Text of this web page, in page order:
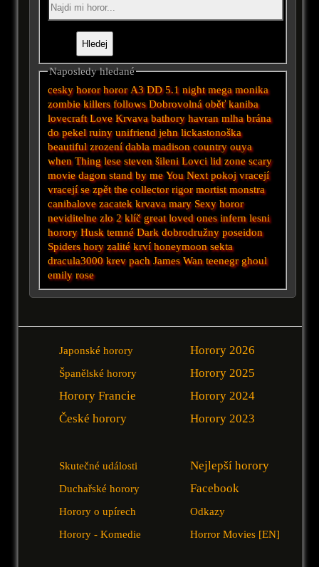
Naposledy hledané
cesky horor horor A3 DD 5.1 night mega monika
zombie killers follows Dobrovolná oběť kaniba
lovecraft Love Krvava bathory havran mlha brána
do pekel ruiny unifriend jehn lickastonoška
beautiful zrození dabla madison country ouya
when Thing lese steven šileni Lovci lid zonescary
movie dagon stand by me You Next pokoj vracejí
vracejí se zpět the collector rigor mortist monstra
canibalove zacatek krvava mary Sexy horor
neviditelne zlo 2 klíč greatloved ones infern lesni
hororyHusk temné Dark dobrodružny poseidon
Spiders hory zalité krví honeymoon sekta
dracula3000 krev pach James Wan teenegr ghoul
emily rose
Japonské horory
Španělské horory
Horory Francie
České horory
Horory 2026
Horory 2025
Horory 2024
Horory 2023
Skutečné události
Duchařské horory
Horory o upírech
Horory - Komedie
Nejlepší horory
Facebook
Odkazy
Horror Movies [EN]